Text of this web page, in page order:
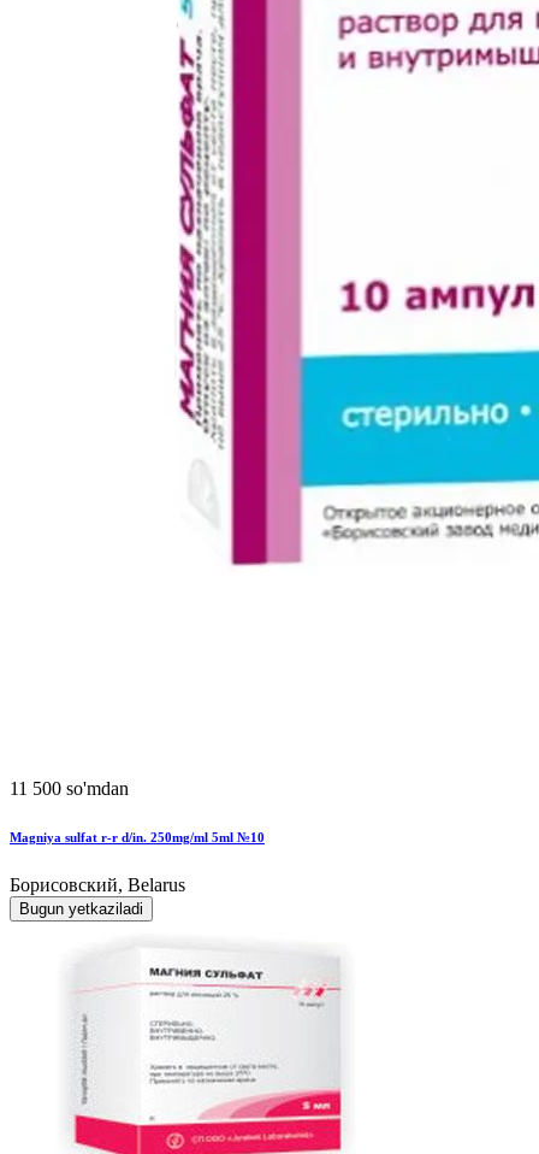
11 500 so'mdan
Magniya sulfat r-r d/in. 250mg/ml 5ml №10
Борисовский, Belarus
Bugun yetkaziladi